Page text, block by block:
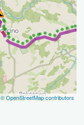
© OpenStreetMap contributors